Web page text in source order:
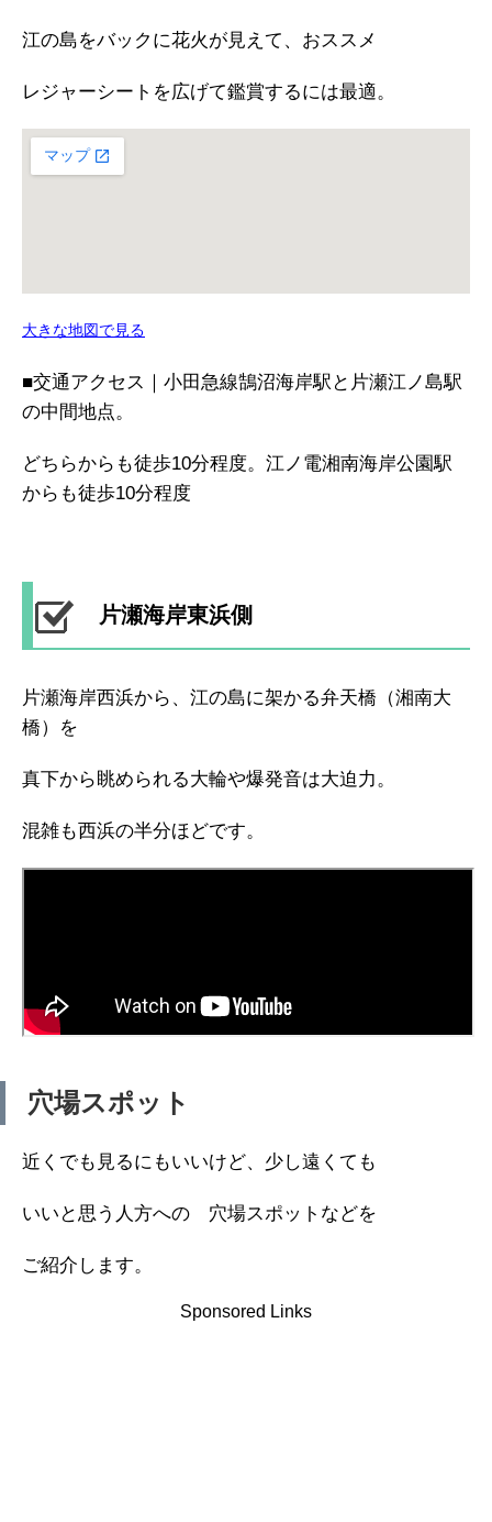
江の島をバックに花火が見えて、おススメ
レジャーシートを広げて鑑賞するには最適。
大きな地図で見る
■交通アクセス｜小田急線鵠沼海岸駅と片瀬江ノ島駅
の中間地点。
どちらからも徒歩10分程度。江ノ電湘南海岸公園駅
からも徒歩10分程度
片瀬海岸東浜側
片瀬海岸西浜から、江の島に架かる弁天橋（湘南大
橋）を
真下から眺められる大輪や爆発音は大迫力。
混雑も西浜の半分ほどです。
穴場スポット
近くでも見るにもいいけど、少し遠くても
いいと思う人方への 穴場スポットなどを
ご紹介します。
Sponsored Links